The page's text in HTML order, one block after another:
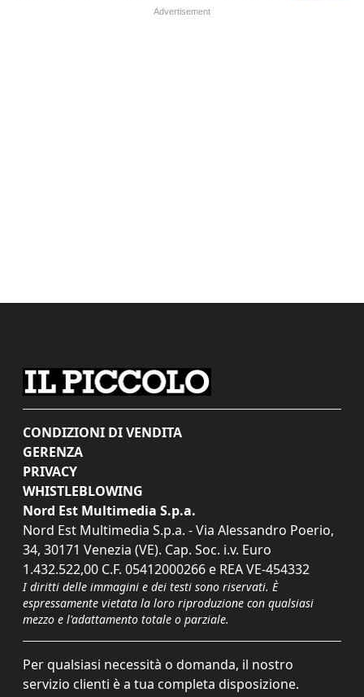
CONDIZIONI DI VENDITA
GERENZA
PRIVACY
WHISTLEBLOWING
Nord Est Multimedia S.p.a.
Nord Est Multimedia S.p.a. - Via Alessandro Poerio,
34, 30171 Venezia (VE). Cap. Soc. i.v. Euro
1.432.522,00 C.F. 05412000266 e REA VE-454332
I diritti delle immagini e dei testi sono riservati. È
espressamente vietata la loro riproduzione con qualsiasi
mezzo e l'adattamento totale o parziale.
Per qualsiasi necessità o domanda, il nostro
servizio clienti è a tua completa disposizione.